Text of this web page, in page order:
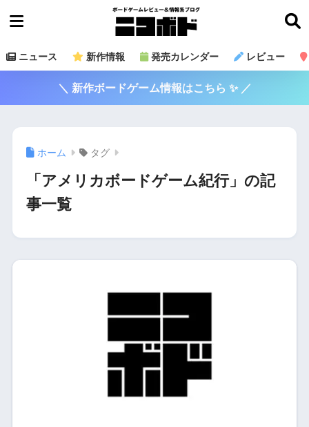
ニュース 新作情報 発売カレンダー レビュー
＼ 新作ボードゲーム情報はこちら ✨ ／
ホーム タグ
「アメリカボードゲーム紀行」の記
事一覧